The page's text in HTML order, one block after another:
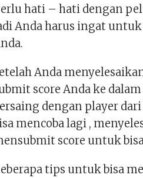
hati – hati dengan
Anda harus ingat
Anda
score Anda ke
dengan player
mencoba lagi ,
score untuk
tips untuk bisa